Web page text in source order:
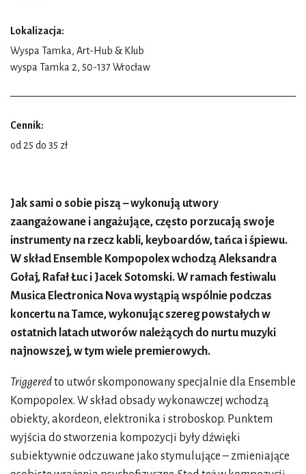
Lokalizacja:
Wyspa Tamka, Art-Hub & Klub
wyspa Tamka 2, 50-137 Wrocław
Cennik:
od 25 do 35 zł
Jak sami o sobie piszą – wykonują utwory
zaangażowane i angażujące, często porzucają swoje
instrumenty na rzecz kabli, keyboardów, tańca i śpiewu.
W skład Ensemble Kompopolex wchodzą Aleksandra
Gołaj, Rafał Łuc i Jacek Sotomski. W ramach festiwalu
Musica Electronica Nova wystąpią wspólnie podczas
koncertu na Tamce, wykonując szereg powstałych w
ostatnich latach utworów należących do nurtu muzyki
najnowszej, w tym wiele premierowych.
Triggeredto utwór skomponowany specjalnie dla Ensemble
Kompopolex. W skład obsady wykonawczej wchodzą
obiekty, akordeon, elektronika i stroboskop. Punktem
wyjścia do stworzenia kompozycji były dźwięki
subiektywnie odczuwane jako stymulujące – zmieniające